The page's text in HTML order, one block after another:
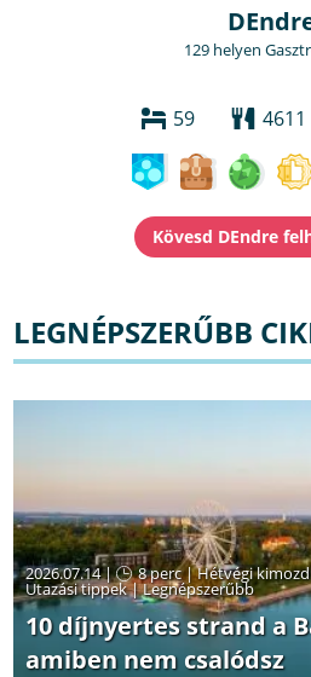
129 helyen
59 4611
LEGNÉPSZERŰBB
2026.07.14 | 8 perc|Hétvégi
Utazási tippek|Legnépszerűbb
10 díjnyertes strand a
amiben nem csalódsz